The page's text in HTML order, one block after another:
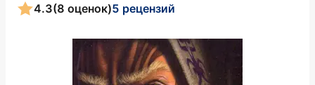
4.3(8 оценок)5 рецензий